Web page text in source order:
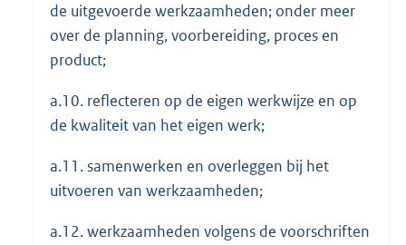
de uitgevoerde werkzaamheden; onder meer
over de planning, voorbereiding, proces en
product;
a.10. reflecteren op de eigen werkwijze en op
de kwaliteit van het eigen werk;
a.11. samenwerken en overleggen bij het
uitvoeren van werkzaamheden;
a.12. werkzaamheden volgens de voorschriften